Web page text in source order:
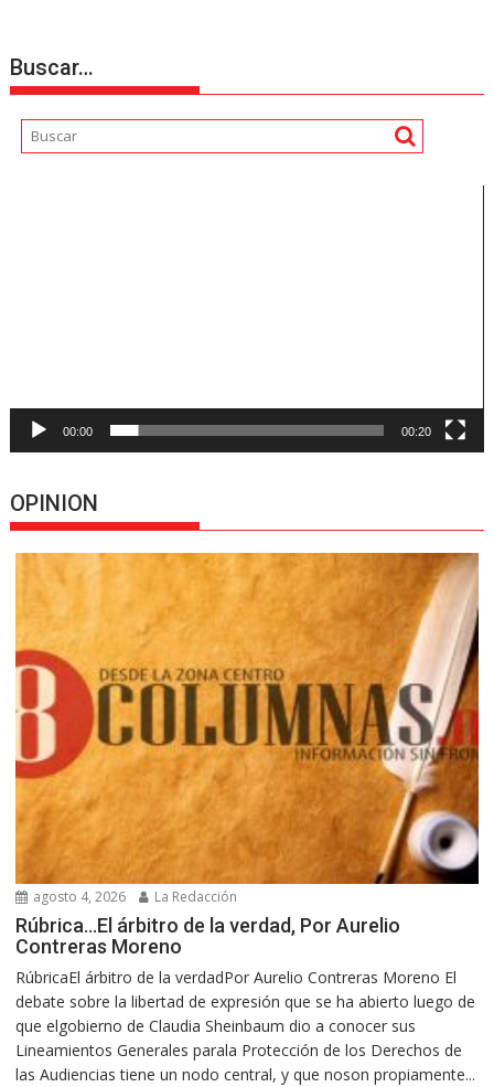
Buscar…
00:00 00:20
OPINION
agosto 4, 2026 La Redacción
Rúbrica…El árbitro de la verdad, Por Aurelio
Contreras Moreno
RúbricaEl árbitro de la verdadPor Aurelio Contreras Moreno El
debate sobre la libertad de expresión que se ha abierto luego de
que elgobierno de Claudia Sheinbaum dio a conocer sus
Lineamientos Generales parala Protección de los Derechos de
las Audiencias tiene un nodo central, y que noson propiamente...